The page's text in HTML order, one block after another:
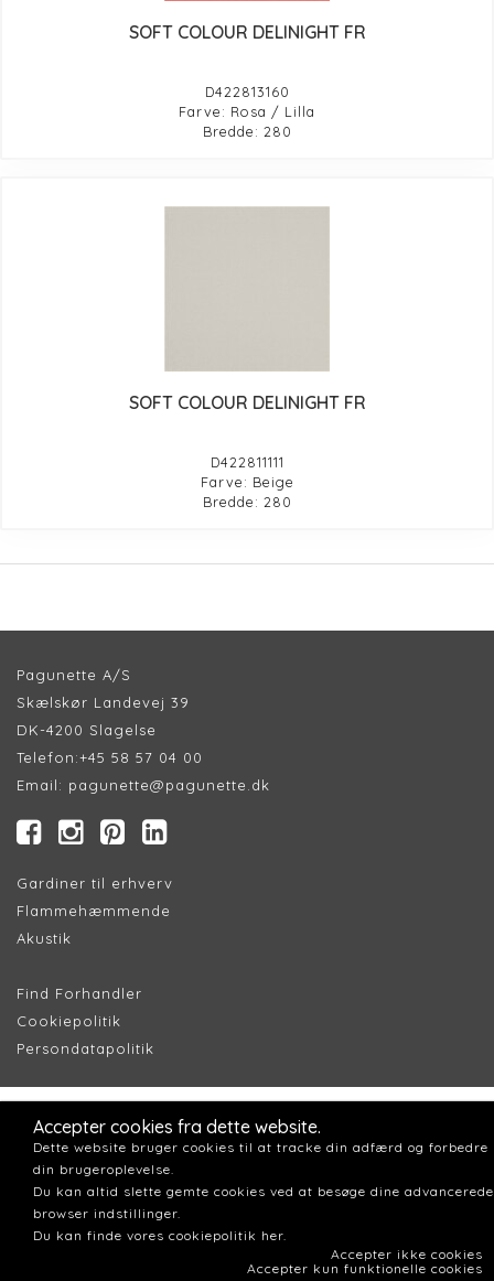
SOFT COLOUR DELINIGHT FR
D422813160
Farve: Rosa / Lilla
Bredde: 280
SOFT COLOUR DELINIGHT FR
D422811111
Farve: Beige
Bredde: 280
Pagunette A/S
Skælskør Landevej 39
DK-4200 Slagelse
Telefon:+45 58 57 04 00
Email: pagunette@pagunette.dk
Gardiner til erhverv
Flammehæmmende
Akustik
Find Forhandler
Cookiepolitik
Persondatapolitik
Accepter cookies fra dette website.
Dette website bruger cookies til at tracke din adfærd og forbedre
din brugeroplevelse.
Du kan altid slette gemte cookies ved at besøge dine advancerede
browser indstillinger.
Du kan finde vores cookiepolitik her.
Accepter ikke cookies
Accepter kun funktionelle cookies